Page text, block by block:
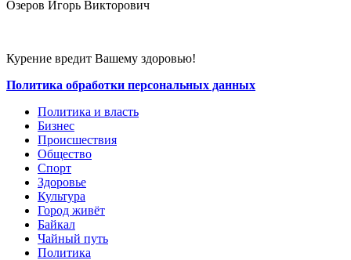
Озеров Игорь Викторович
Курение вредит Вашему здоровью!
Политика обработки персональных данных
Политика и власть
Бизнес
Происшествия
Общество
Cпорт
Здоровье
Культура
Город живёт
Байкал
Чайный путь
Политика